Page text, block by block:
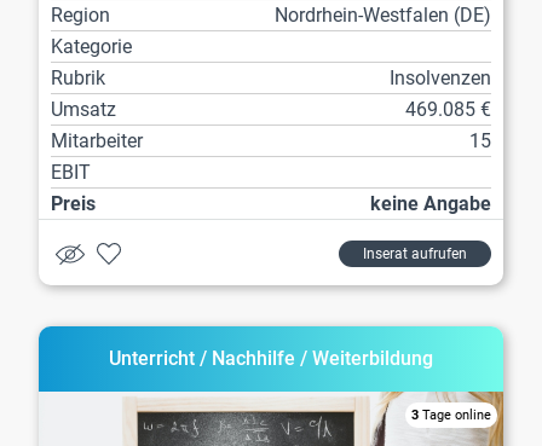
Region
Nordrhein-Westfalen (DE)
Kategorie
Rubrik
Insolvenzen
Umsatz
469.085 €
Mitarbeiter
15
EBIT
Preis
keine Angabe
Inserat aufrufen
Unterricht / Nachhilfe / Weiterbildung
3 Tage online